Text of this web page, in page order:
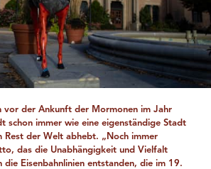
vor der Ankunft der Mormonen im Jahr
schon immer wie eine eigenständige Stadt
Rest der Welt abhebt. „Noch immer
das die Unabhängigkeit und Vielfalt
Eisenbahnlinien entstanden, die im 19.